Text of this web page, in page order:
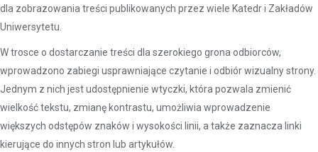
dla zobrazowania treści publikowanych przez wiele Katedr i Zakładów
Uniwersytetu.
W trosce o dostarczanie treści dla szerokiego grona odbiorców,
wprowadzono zabiegi usprawniające czytanie i odbiór wizualny strony.
Jednym z nich jest udostępnienie wtyczki, która pozwala zmienić
wielkość tekstu, zmianę kontrastu, umożliwia wprowadzenie
większych odstępów znaków i wysokości linii, a także zaznacza linki
kierujące do innych stron lub artykułów.